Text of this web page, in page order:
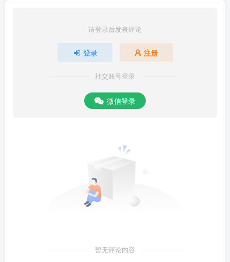
请登录后发表评论
登录 注册
社交账号登录
微信登录
暂无评论内容